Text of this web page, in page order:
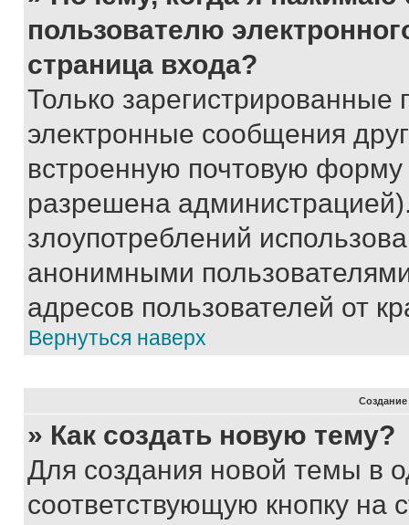
пользователю
страница входа?
Только зарегистрированные
электронные сообщения
встроенную почтовую
разрешена
злоупотреблений
анонимными
адресов пользователей от
Вернуться наверх
» Как создать новую тему?
Для создания новой темы в
соответствующую кнопку